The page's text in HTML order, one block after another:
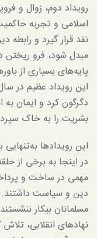
رویداد دوم، زوال و
اسلامی و تجربه
نقد قرار گیرد و
مبدل شود، فرو ریختن
پایه‌های بسیاری از
این رویداد عظیم در
دگرگون کرد و ایمان
بشریت را به خاک
این رویدادها
در اینجا به برخی از
مهمی در ساخت و
دین و سیاست
مسلمانان بیکار
نهاد‌های انقلابی،